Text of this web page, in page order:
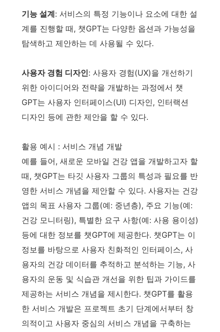
기능 설계: 서비스의 특정 기능이나 요소에 대한 설
계를 진행할 때, 챗GPT는 다양한 옵션과 가능성을
탐색하고 제안하는 데 사용될 수 있다.
사용자 경험 디자인: 사용자 경험(UX)을 개선하기
위한 아이디어와 전략을 개발하는 과정에서 챗
GPT는 사용자 인터페이스(UI) 디자인, 인터랙션
디자인 등에 관한 제안을 할 수 있다.
활용 예시 : 서비스 개념 개발
예를 들어, 새로운 모바일 건강 앱을 개발하고자 할
때, 챗GPT는 타깃 사용자 그룹의 특성과 필요를 반
영한 서비스 개념을 제안할 수 있다. 사용자는 건강
앱의 목표 사용자 그룹(예: 중년층), 주요 기능(예:
건강 모니터링), 특별한 요구 사항(예: 사용 용이성)
등에 대한 정보를 챗GPT에 제공한다. 챗GPT는 이
정보를 바탕으로 사용자 친화적인 인터페이스, 사
용자의 건강 데이터를 추적하고 분석하는 기능, 사
용자의 운동 및 식습관 개선을 위한 팁과 가이드를
제공하는 서비스 개념을 제시한다. 챗GPT를 활용
한 서비스 개발은 프로젝트 초기 단계에서부터 창
의적이고 사용자 중심의 서비스 개념을 구축하는